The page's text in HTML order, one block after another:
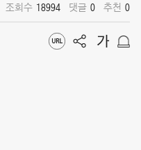
조회수 18994 댓글 0 추천 0